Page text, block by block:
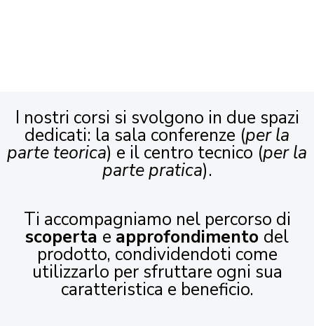
I nostri corsi si svolgono in due spazi
dedicati: la sala conferenze (per la
parte teorica) e il centro tecnico (per la
parte pratica).
Ti accompagniamo nel percorso di
scoperta e approfondimento del
prodotto, condividendoti come
utilizzarlo per sfruttare ogni sua
caratteristica e beneficio.